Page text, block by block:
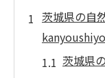
茨城県の自
茨城県